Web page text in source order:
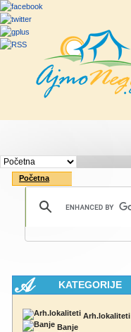
Početna
KATEGORIJE
Arh.lokaliteti
Banje